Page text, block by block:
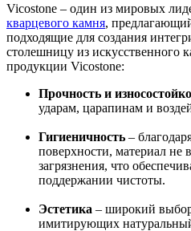
Vicostone – один из мировых
кварцевого камня,
подходящие для создания
столешницу из искусственного
продукции Vicostone:
Прочность и
ударам, царапинам и
Гигиеничность –
поверхности, материал не
загрязнения, что
поддержании чистоты.
Эстетика – широкий выбор
имитирующих